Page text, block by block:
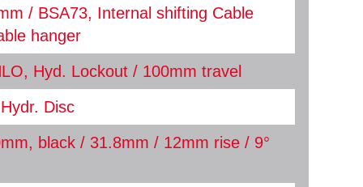
/ BSA73, Internal shifting Cable
hanger
Hyd. Lockout / 100mm travel
Disc
black / 31.8mm / 12mm rise / 9°